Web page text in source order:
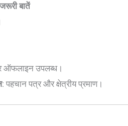
बातें
उपलब्ध।
: पहचान पत्र और क्षेत्रीय प्रमाण।